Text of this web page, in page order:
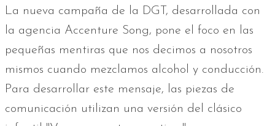
La nueva campaña de la DGT, desarrollada con
la agencia Accenture Song, pone el foco en las
pequeñas mentiras que nos decimos a nosotros
mismos cuando mezclamos alcohol y conducción.
Para desarrollar este mensaje, las piezas de
comunicación utilizan una versión del clásico